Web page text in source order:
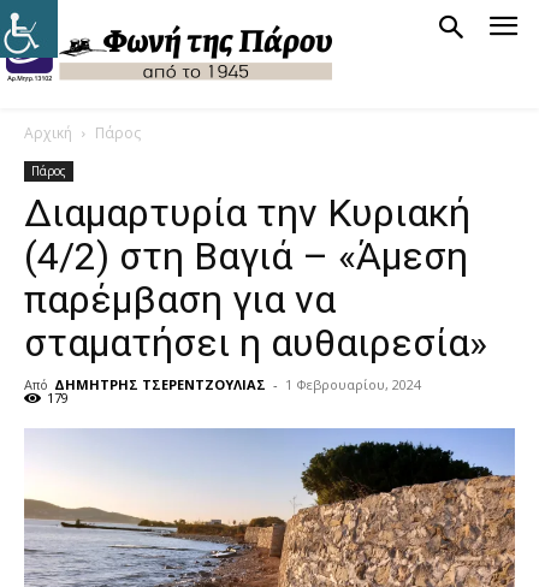
Αρχική Πάρος
Πάρος
Διαμαρτυρία την Κυριακή
(4/2) στη Βαγιά – «Άμεση
παρέμβαση για να
σταματήσει η αυθαιρεσία»
Από ΔΗΜΗΤΡΗΣ ΤΣΕΡΕΝΤΖΟΥΛΙΑΣ - 1 Φεβρουαρίου, 2024
179